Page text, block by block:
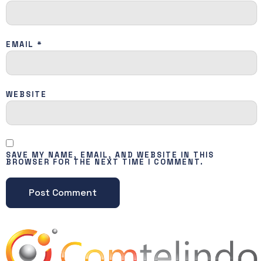
EMAIL *
WEBSITE
SAVE MY NAME, EMAIL, AND WEBSITE IN THIS
BROWSER FOR THE NEXT TIME I COMMENT.